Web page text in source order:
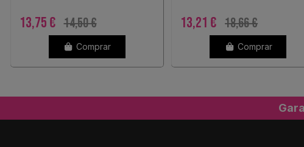
13,75 € 14,50 €
Comprar
13,21 € 18,66 €
Comprar